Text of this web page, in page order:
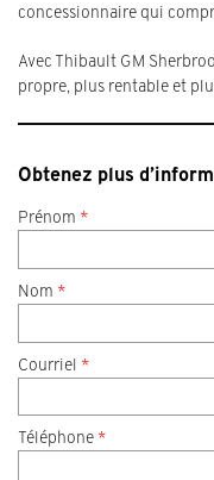
concessionnaire qui
Avec Thibault GM
propre, plus rentable et
Obtenez plus
Prénom *
Nom *
Courriel *
Téléphone *